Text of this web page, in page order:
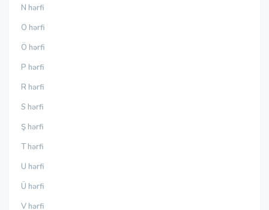
N hərfi
O hərfi
Ö hərfi
P hərfi
R hərfi
S hərfi
Ş hərfi
T hərfi
U hərfi
Ü hərfi
V hərfi